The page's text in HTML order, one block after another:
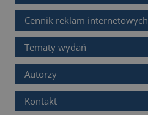
Cennik reklam internetowych
Tematy wydań
Autorzy
Kontakt